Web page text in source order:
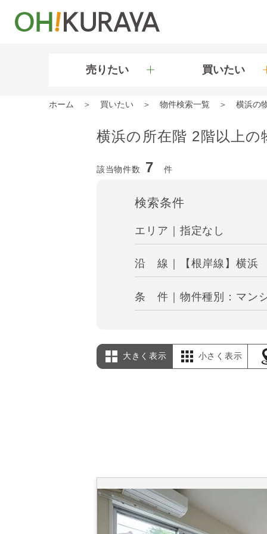
売りたい 買いたい
ホーム 買いたい 物件検索一覧 横浜の
横浜の所在階 2階以上の
該当物件数 7 件
検索条件
エリア｜指定なし
沿 線｜【根岸線】横浜
条 件｜物件種別：マン
大きく表示 小さく表示